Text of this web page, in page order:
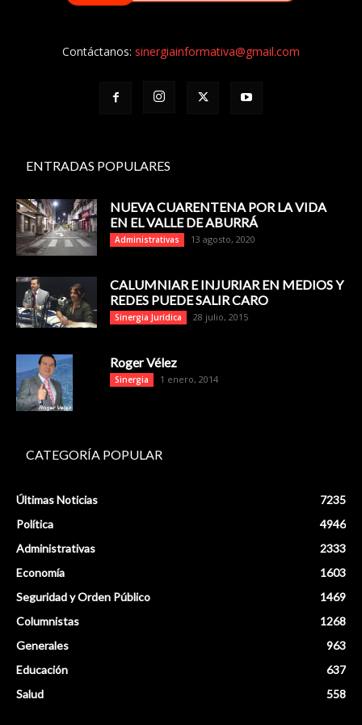
Contáctanos: sinergiainformativa@gmail.com
ENTRADAS POPULARES
NUEVA CUARENTENA POR LA VIDA
EN EL VALLE DE ABURRÁ
Administrativas 13 agosto, 2020
CALUMNIAR E INJURIAR EN MEDIOS Y
REDES PUEDE SALIR CARO
Sinergia Jurídica 28 julio, 2015
Roger Vélez
Sinergia 1 enero, 2014
CATEGORÍA POPULAR
Últimas Noticias
7235
Política
4946
Administrativas
2333
Economía
1603
Seguridad y Orden Público
1469
Columnistas
1268
Generales
963
Educación
637
Salud
558